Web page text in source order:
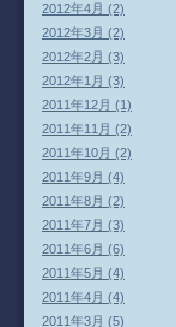
2012年4月 (2)
2012年3月 (2)
2012年2月 (3)
2012年1月 (3)
2011年12月 (1)
2011年11月 (2)
2011年10月 (2)
2011年9月 (4)
2011年8月 (2)
2011年7月 (3)
2011年6月 (6)
2011年5月 (4)
2011年4月 (4)
2011年3月 (5)